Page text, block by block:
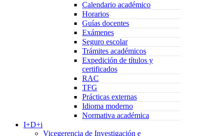
Calendario académico
Horarios
Guías docentes
Exámenes
Seguro escolar
Trámites académicos
Expedición de títulos y
certificados
RAC
TFG
Prácticas externas
Idioma moderno
Normativa académica
I+D+i
Vicegerencia de Investigación e